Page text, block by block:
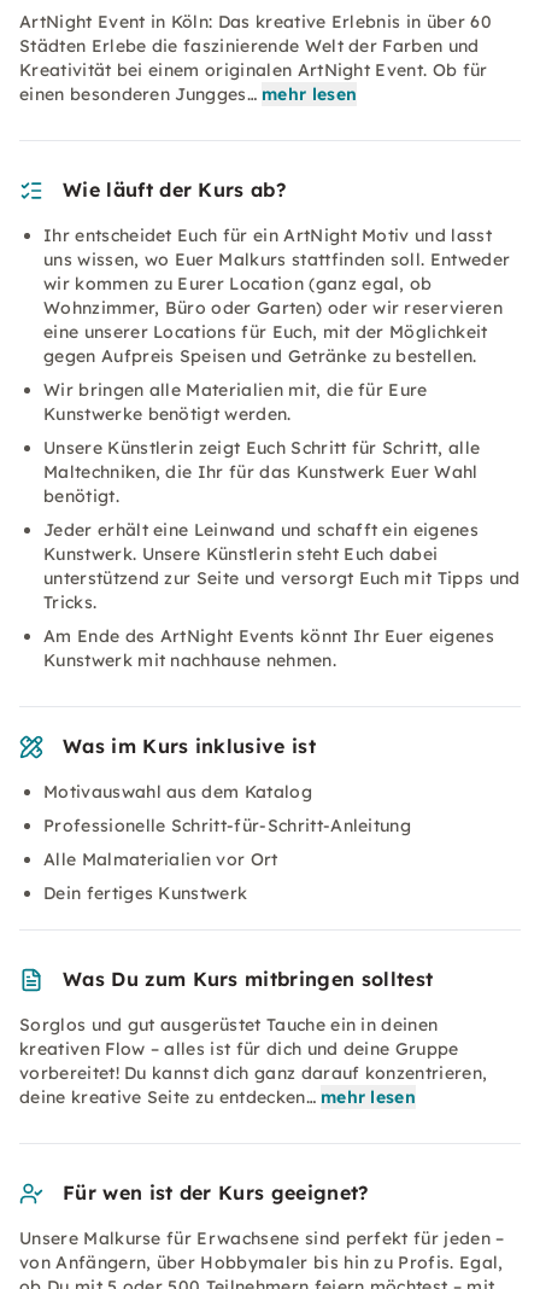
ArtNight Event in Köln: Das kreative Erlebnis in über 60
Städten Erlebe die faszinierende Welt der Farben und
Kreativität bei einem originalen ArtNight Event. Ob für
einen besonderen Jungges… mehr lesen
Wie läuft der Kurs ab?
Ihr entscheidet Euch für ein ArtNight Motiv und lasst
uns wissen, wo Euer Malkurs stattfinden soll. Entweder
wir kommen zu Eurer Location (ganz egal, ob
Wohnzimmer, Büro oder Garten) oder wir reservieren
eine unserer Locations für Euch, mit der Möglichkeit
gegen Aufpreis Speisen und Getränke zu bestellen.
Wir bringen alle Materialien mit, die für Eure
Kunstwerke benötigt werden.
Unsere Künstlerin zeigt Euch Schritt für Schritt, alle
Maltechniken, die Ihr für das Kunstwerk Euer Wahl
benötigt.
Jeder erhält eine Leinwand und schafft ein eigenes
Kunstwerk. Unsere Künstlerin steht Euch dabei
unterstützend zur Seite und versorgt Euch mit Tipps und
Tricks.
Am Ende des ArtNight Events könnt Ihr Euer eigenes
Kunstwerk mit nachhause nehmen.
Was im Kurs inklusive ist
Motivauswahl aus dem Katalog
Professionelle Schritt-für-Schritt-Anleitung
Alle Malmaterialien vor Ort
Dein fertiges Kunstwerk
Was Du zum Kurs mitbringen solltest
Sorglos und gut ausgerüstet Tauche ein in deinen
kreativen Flow – alles ist für dich und deine Gruppe
vorbereitet! Du kannst dich ganz darauf konzentrieren,
deine kreative Seite zu entdecken… mehr lesen
Für wen ist der Kurs geeignet?
Unsere Malkurse für Erwachsene sind perfekt für jeden –
von Anfängern, über Hobbymaler bis hin zu Profis. Egal,